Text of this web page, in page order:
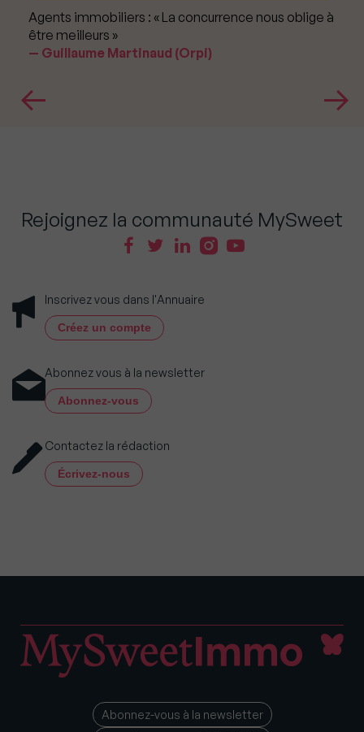
Agents immobiliers : « La concurrence nous oblige à
être meilleurs »
Guillaume Martinaud (Orpi)
Rejoignez la communauté MySweet
Inscrivez vous dans l'Annuaire
Créez un compte
Abonnez vous à la newsletter
Abonnez-vous
Contactez la rédaction
Écrivez-nous
Abonnez-vous à la newsletter